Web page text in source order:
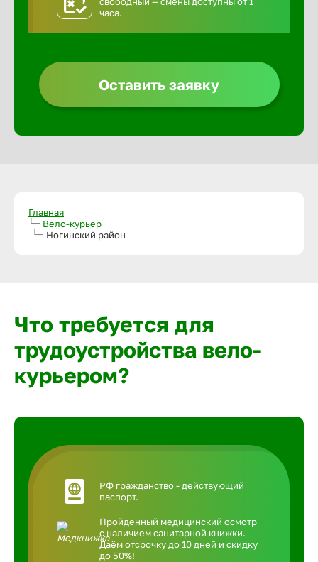
часа.
Оставить заявку
Главная
Вело-курьер
Ногинский район
Что требуется для
трудоустройства вело-
курьером?
РФ гражданство - действующий
паспорт.
Пройденный медицинский осмотр
с наличием санитарной книжки.
Даём отсрочку до 10 дней и скидку
до 50%!